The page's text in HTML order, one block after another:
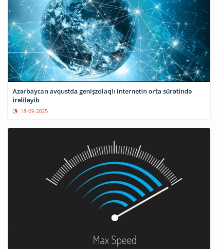
Azərbaycan avqustda genişzolaqlı internetin orta sürətində
irəliləyib
18-09-2025